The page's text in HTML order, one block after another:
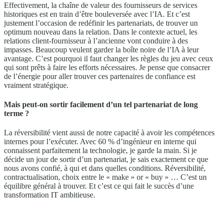
Effectivement, la chaîne de valeur des fournisseurs de services
historiques est en train d’être bouleversée avec l’IA. Et c’est
justement l’occasion de redéfinir les partenariats, de trouver un
optimum nouveau dans la relation. Dans le contexte actuel, les
relations client-fournisseur à l’ancienne vont conduire à des
impasses. Beaucoup veulent garder la boîte noire de l’IA à leur
avantage. C’est pourquoi il faut changer les règles du jeu avec ceux
qui sont prêts à faire les efforts nécessaires. Je pense que consacrer
de l’énergie pour aller trouver ces partenaires de confiance est
vraiment stratégique.
Mais peut-on sortir facilement d’un tel partenariat de long
terme ?
La réversibilité vient aussi de notre capacité à avoir les compétences
internes pour l’exécuter. Avec 60 % d’ingénieur en interne qui
connaissent parfaitement la technologie, je garde la main. Si je
décide un jour de sortir d’un partenariat, je sais exactement ce que
nous avons confié, à qui et dans quelles conditions. Réversibilité,
contractualisation, choix entre le « make » or « buy » … C’est un
équilibre général à trouver. Et c’est ce qui fait le succès d’une
transformation IT ambitieuse.